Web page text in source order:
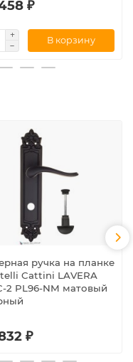
₽
В корзину
ручка на планке
Cattini LAVERA
2 PL96-NM матовый
₽